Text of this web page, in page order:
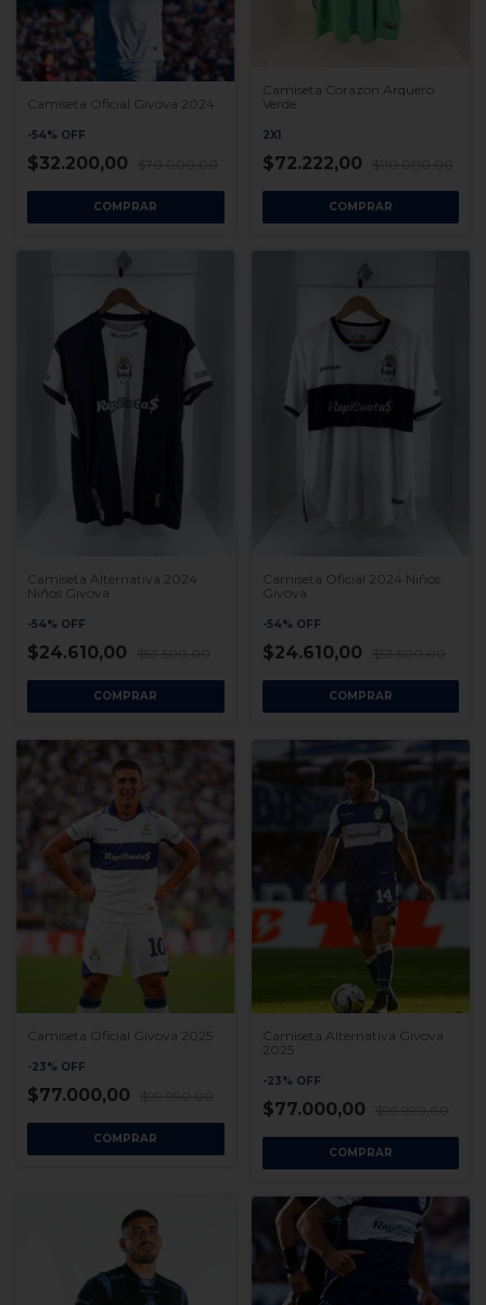
Camiseta Oficial Givova 2024
-54% OFF
$32.200,00
COMPRAR
Camiseta Corazon Arquero
Verde
2X1
$72.222,00
COMPRAR
Camiseta Alternativa 2024
Niños Givova
-54% OFF
$24.610,00
COMPRAR
Camiseta Oficial 2024 Niños
Givova
-54% OFF
$24.610,00
COMPRAR
Camiseta Oficial Givova 2025
-23% OFF
$77.000,00
COMPRAR
Camiseta Alternativa Givova
2025
-23% OFF
$77.000,00
COMPRAR